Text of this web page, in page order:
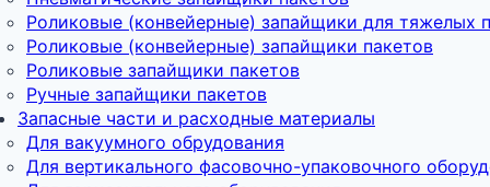
Роликовые (конвейерные) запайщики для тяжелых
Роликовые (конвейерные) запайщики пакетов
Роликовые запайщики пакетов
Ручные запайщики пакетов
Запасные части и расходные материалы
Для вакуумного обрудования
Для вертикального фасовочно-упаковочного